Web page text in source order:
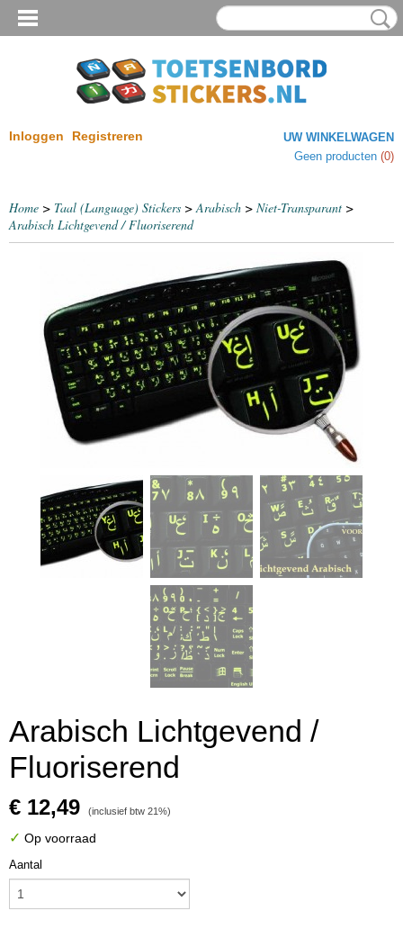
Inloggen Registreren
UW WINKELWAGEN
Geen producten (0)
Home > Taal (Language) Stickers >Arabisch > Niet-Transparant >
Arabisch Lichtgevend / Fluoriserend
Arabisch Lichtgevend /
Fluoriserend
€ 12,49 (inclusief btw 21%)
✓ Op voorraad
Aantal